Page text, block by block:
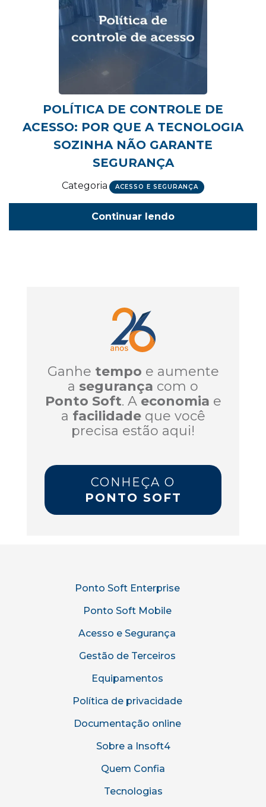
POLÍTICA DE CONTROLE DE
ACESSO: POR QUE A TECNOLOGIA
SOZINHA NÃO GARANTE
SEGURANÇA
Categoria ACESSO E SEGURANÇA
Continuar lendo
Ganhe tempo e aumente
a segurança com o
Ponto Soft. A economia e
a facilidadeque você
precisa estão aqui!
CONHEÇA O
PONTO SOFT
Ponto Soft Enterprise
Ponto Soft Mobile
Acesso e Segurança
Gestão de Terceiros
Equipamentos
Política de privacidade
Documentação online
Sobre a Insoft4
Quem Confia
Tecnologias